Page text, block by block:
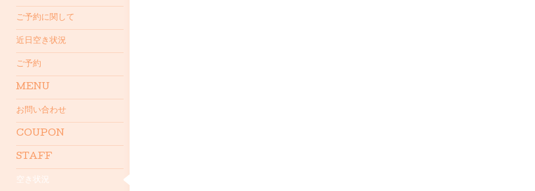
ご予約に関して
近日空き状況
ご予約
MENU
お問い合わせ
COUPON
STAFF
空き状況